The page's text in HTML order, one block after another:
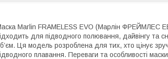
Marlin FRAMELESS EVO (Марлін ФРЕЙМЛЕС
для підводного полювання, дайвінгу та
Ця модель розроблена для тих, хто цінує
плавання. Переваги та особливості